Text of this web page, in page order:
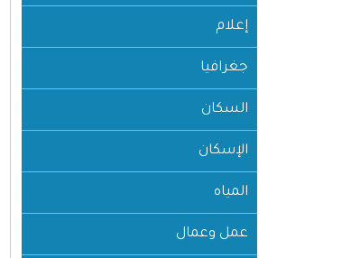
إعلام
جغرافيا
السكان
الإسكان
المياه
عمل وعمال